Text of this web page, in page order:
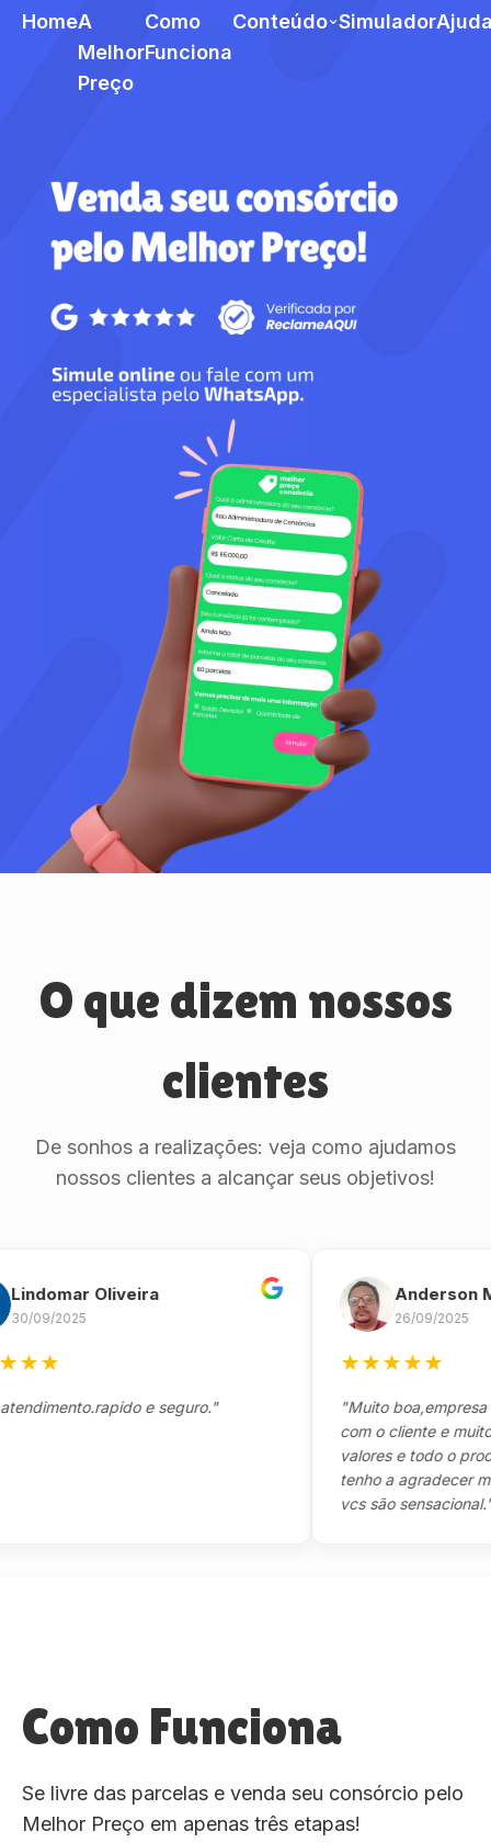
HomeA
Melhor
Preço
Como
Funciona
Conteúdo Simulador
O que dizem nossos
clientes
De sonhos a realizações: veja como ajudamos
nossos clientes a alcançar seus objetivos!
Oliveira
2025
e seguro."
Anderson
26/09/2025
★★★
"Muito boa,empresa
com o cliente e muito
valores e todo o
tenho a agradecer
vcs são sensacional."
Como Funciona
Se livre das parcelas e venda seu consórcio pelo
Melhor Preço em apenas três etapas!